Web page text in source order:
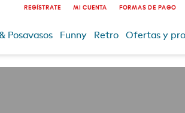
REGÍSTRATE MI CUENTA FORMAS DE PAGO
Posavasos Funny Retro Ofertas y